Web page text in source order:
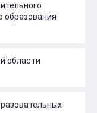
образования
области